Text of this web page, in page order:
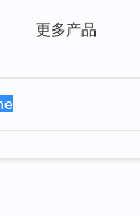
更多产品